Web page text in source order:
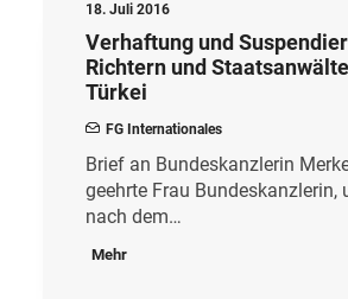
18. Juli 2016
Verhaftung und
Richtern und
Türkei
FG Internationales
Brief an Bundeskanzlerin
geehrte Frau Bundeskanzlerin,
nach dem…
Mehr